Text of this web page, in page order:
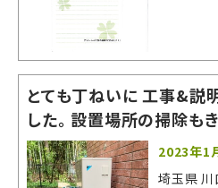
とても丁ねいに 工事&説
した。 設置場所の掃除も
りがたかったです。 とても
話になりました。
2023年1
埼玉県 川